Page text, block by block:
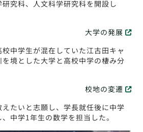
究科、人文科学研究科を開設し
大学の発展
中学生が混在していた江古田キャ
境とした大学と高校中学の棲み分
校地の変遷
たいと志願し、学長就任後に中学
中学1年生の数学を担当した。